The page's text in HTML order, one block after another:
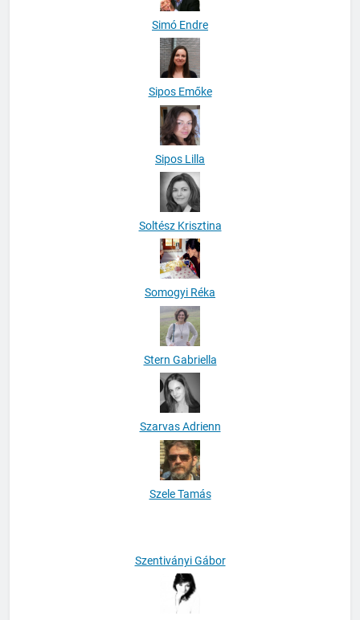
Simó Endre
Sipos Emőke
Sipos Lilla
Soltész Krisztina
Somogyi Réka
Stern Gabriella
Szarvas Adrienn
Szele Tamás
Szentiványi Gábor